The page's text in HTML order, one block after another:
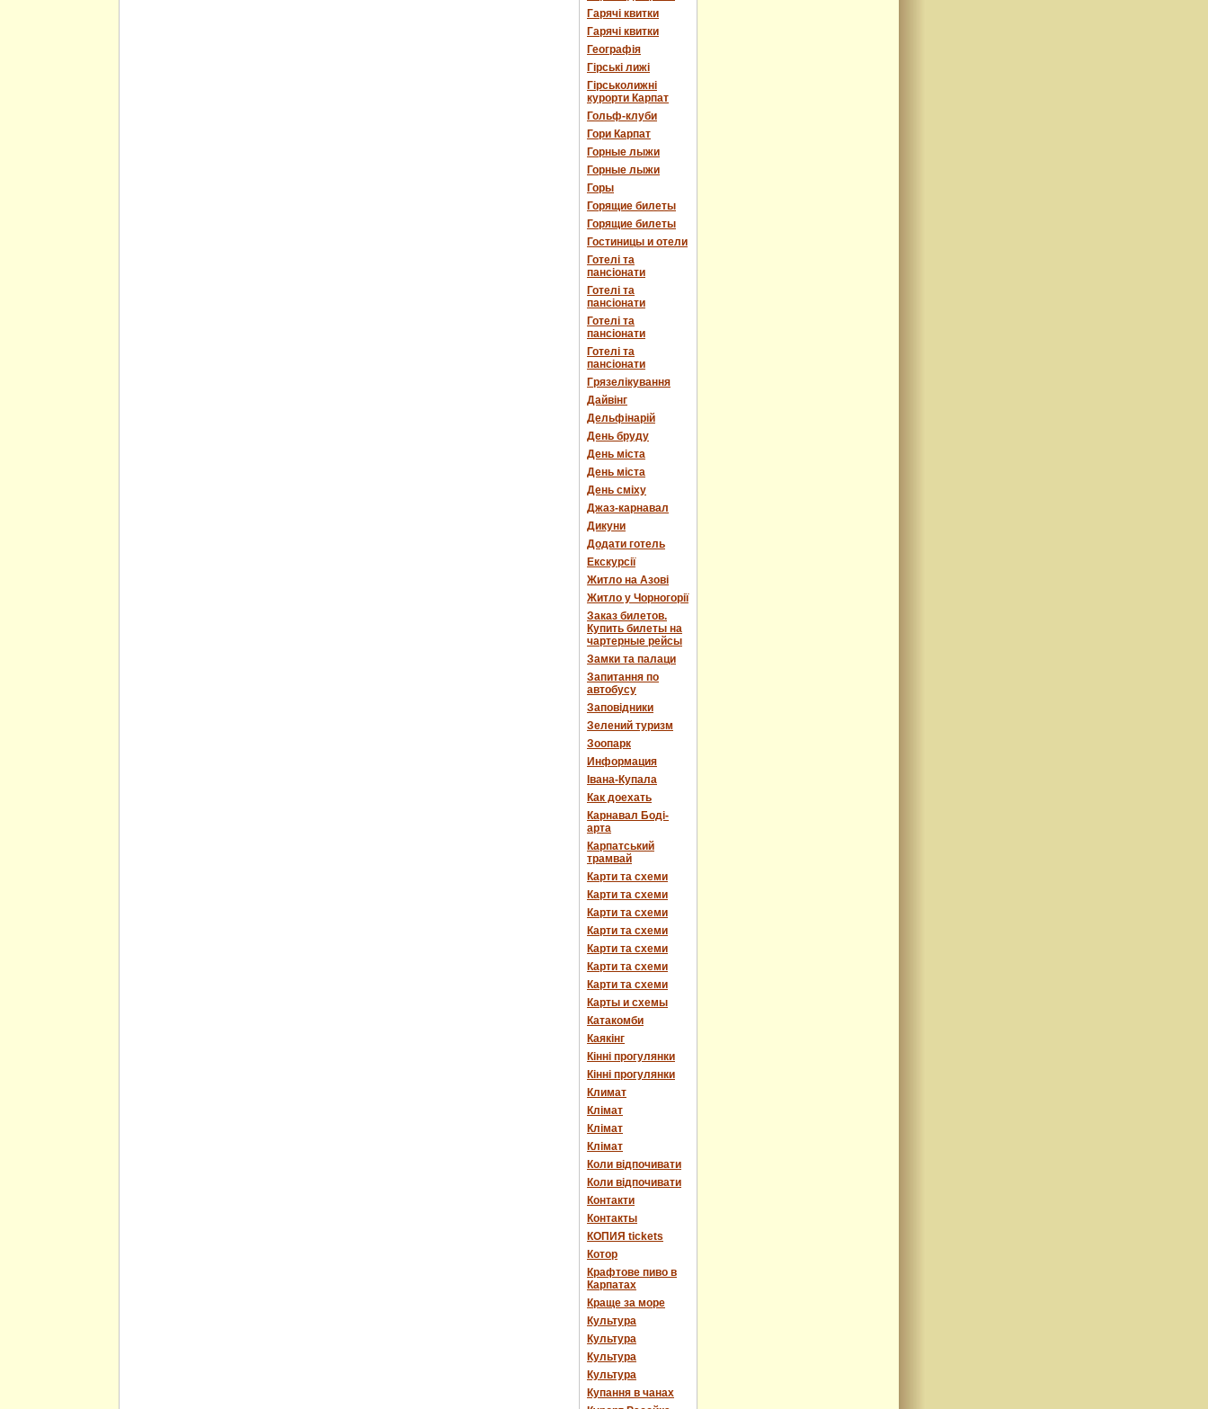
Гарячі квитки
Гарячі квитки
Географія
Гірські лижі
Гірськолижні
курорти Карпат
Гольф-клуби
Гори Карпат
Горные лыжи
Горные лыжи
Горы
Горящие билеты
Горящие билеты
Гостиницы и отели
Готелі та
пансіонати
Готелі та
пансіонати
Готелі та
пансіонати
Готелі та
пансіонати
Грязелікування
Дайвінг
Дельфінарій
День бруду
День міста
День міста
День сміху
Джаз-карнавал
Дикуни
Додати готель
Екскурсії
Житло на Азові
Житло у Чорногорії
Заказ билетов.
Купить билеты на
чартерные рейсы
Замки та палаци
Запитання по
автобусу
Заповідники
Зелений туризм
Зоопарк
Информация
Івана-Купала
Как доехать
Карнавал Боді-
арта
Карпатський
трамвай
Карти та схеми
Карти та схеми
Карти та схеми
Карти та схеми
Карти та схеми
Карти та схеми
Карти та схеми
Карты и схемы
Катакомби
Каякінг
Кінні прогулянки
Кінні прогулянки
Климат
Клімат
Клімат
Клімат
Коли відпочивати
Коли відпочивати
Контакти
Контакты
КОПИЯ tickets
Котор
Крафтове пиво в
Карпатах
Краще за море
Культура
Культура
Культура
Культура
Купання в чанах